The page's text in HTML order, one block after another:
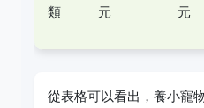
類
元
元
從表格可以看出，養小寵